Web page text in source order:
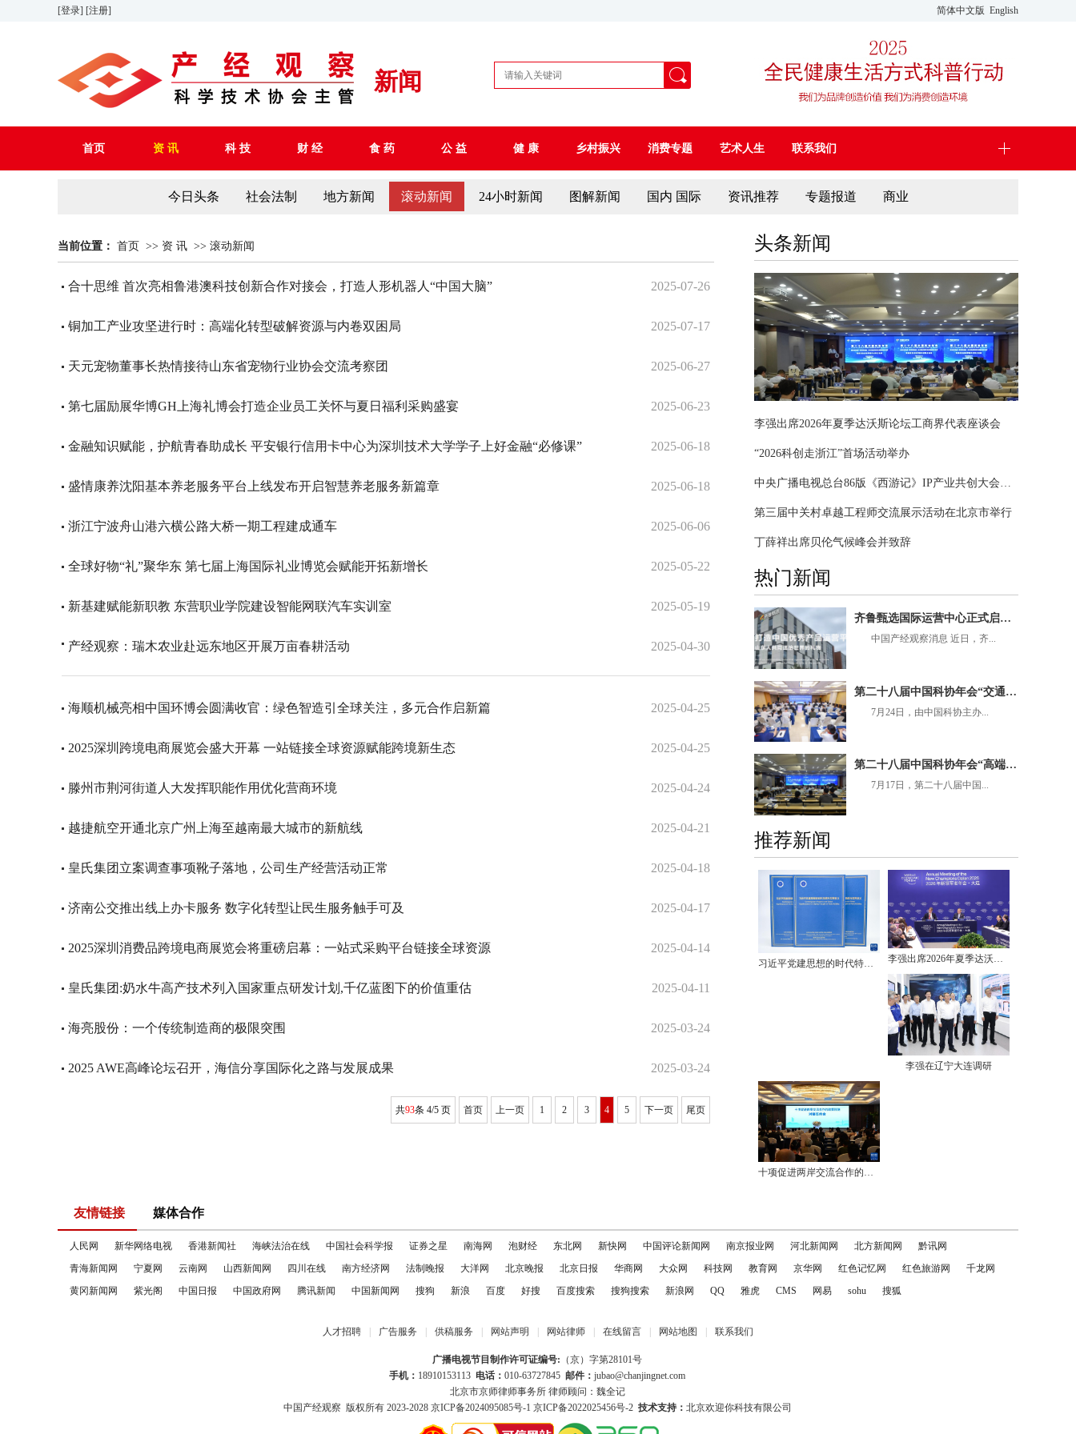
[登录] [注册] 简体中文版 English
新闻
首页 资 讯 科 技 财 经 食 药 公 益 健 康 乡村振兴 消费专题 艺术人生 联系我们
今日头条 社会法制 地方新闻 滚动新闻 24小时新闻 图解新闻 国内 国际 资讯推荐 专题报道 商业
头条新闻
李强出席2026年夏季达沃斯论坛工商界代表座谈会
“2026科创走浙江”首场活动举办
中央广播电视总台86版《西游记》IP产业共创大会在京举办
第三届中关村卓越工程师交流展示活动在北京市举行
丁薛祥出席贝伦气候峰会并致辞
热门新闻
齐鲁甄选国际运营中心正式启航，加快国际产业生态建设，聚鲁商合力，启全球新程！
中国产经观察消息 近日，齐...
第二十八届中国科协年会“交通运输行业超低排放与减碳路径研究”专题论坛在京举办
7月24日，由中国科协主办...
第二十八届中国科协年会“高端装备关键零部件材料”专题论坛在呼和浩特召开
7月17日，第二十八届中国...
推荐新闻
习近平党建思想的时代特质与世界意义智库报告发布
李强在辽宁大连调研
十项促进两岸交流合作的政策措施对接签约会举行
当前位置： 首页 >> 资 讯 >> 滚动新闻
2025-07-26
合十思维 首次亮相鲁港澳科技创新合作对接会，打造人形机器人“中国大脑”​
2025-07-17
铜加工产业攻坚进行时：高端化转型破解资源与内卷双困局
2025-06-27
天元宠物董事长热情接待山东省宠物行业协会交流考察团
2025-06-23
第七届励展华博GH上海礼博会打造企业员工关怀与夏日福利采购盛宴
2025-06-18
金融知识赋能，护航青春助成长 平安银行信用卡中心为深圳技术大学学子上好金融“必修课”
2025-06-18
盛情康养沈阳基本养老服务平台上线发布开启智慧养老服务新篇章
2025-06-06
浙江宁波舟山港六横公路大桥一期工程建成通车
2025-05-22
全球好物“礼”聚华东 第七届上海国际礼业博览会赋能开拓新增长
2025-05-19
新基建赋能新职教 东营职业学院建设智能网联汽车实训室
2025-04-30
产经观察：瑞木农业赴远东地区开展万亩春耕活动
2025-04-25
海顺机械亮相中国环博会圆满收官：绿色智造引全球关注，多元合作启新篇
2025-04-25
2025深圳跨境电商展览会盛大开幕 一站链接全球资源赋能跨境新生态​
2025-04-24
滕州市荆河街道人大发挥职能作用优化营商环境
2025-04-21
越捷航空开通北京广州上海至越南最大城市的新航线
2025-04-18
皇氏集团立案调查事项靴子落地，公司生产经营活动正常
2025-04-17
济南公交推出线上办卡服务 数字化转型让民生服务触手可及
2025-04-14
2025深圳消费品跨境电商展览会将重磅启幕：一站式采购平台链接全球资源
2025-04-11
皇氏集团:奶水牛高产技术列入国家重点研发计划,千亿蓝图下的价值重估
2025-03-24
海亮股份：一个传统制造商的极限突围
2025-03-24
2025 AWE高峰论坛召开，海信分享国际化之路与发展成果
共93条 4/5 页 首页 上一页 1 2 3 4 5 下一页 尾页
友情链接 媒体合作
人民网 新华网络电视 香港新闻社 海峡法治在线 中国社会科学报 证券之星 南海网 泡财经 东北网 新快网 中国评论新闻网 南京报业网 河北新闻网 北方新闻网
黔讯网
青海新闻网
宁夏网 云南网 山西新闻网 四川在线 南方经济网 法制晚报 大洋网 北京晚报 北京日报 华商网 大众网 科技网 教育网 京华网 红色记忆网 红色旅游网
千龙网
黄冈新闻网
紫光阁 中国日报 中国政府网 腾讯新闻 中国新闻网 搜狗 新浪 百度 好搜 百度搜索 搜狗搜索 新浪网 QQ 雅虎 CMS 网易 sohu 搜狐
人才招聘 广告服务 供稿服务 网站声明 网站律师 在线留言 网站地图 联系我们
广播电视节目制作许可证编号: （京）字第28101号
手机： 18910153113 电话： 010-63727845 邮件： jubao@chanjingnet.com
北京市京师律师事务所 律师顾问：魏全记
中国产经观察 版权所有 2023-2028 京ICP备2024095085号-1 京ICP备2022025456号-2 技术支持： 北京欢迎你科技有限公司